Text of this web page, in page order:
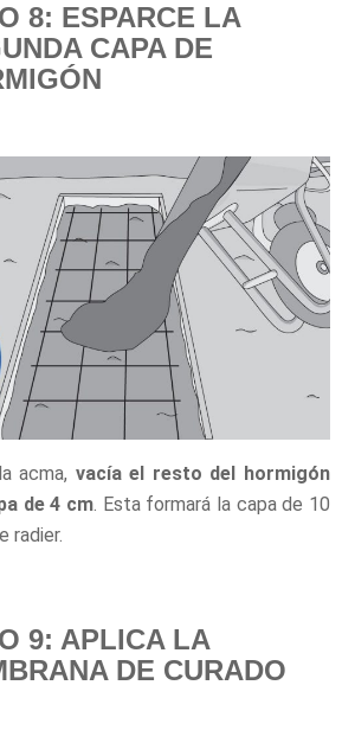
8: ESPARCE LA
CAPA DE
acma, vacía el resto del hormigón
de 4 cm . Esta formará la capa de 10
radier.
9: APLICA LA
DE CURADO